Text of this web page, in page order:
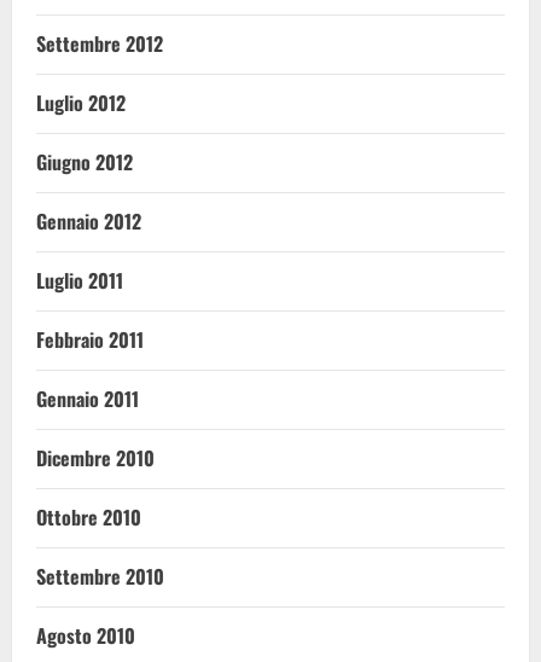
Settembre 2012
Luglio 2012
Giugno 2012
Gennaio 2012
Luglio 2011
Febbraio 2011
Gennaio 2011
Dicembre 2010
Ottobre 2010
Settembre 2010
Agosto 2010